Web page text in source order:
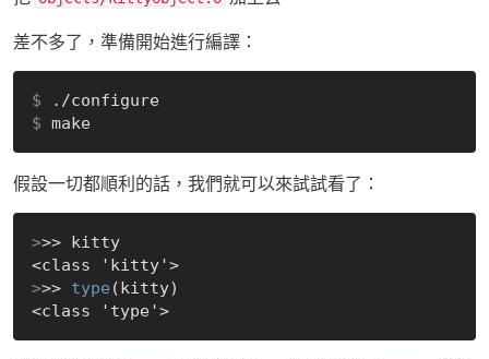
差不多了，準備開始進行編譯：
$ ./configure
$ make
假設一切都順利的話，我們就可以來試試看了：
>>> kitty
<class 'kitty'>
>>> type (kitty)
<class 'type'>